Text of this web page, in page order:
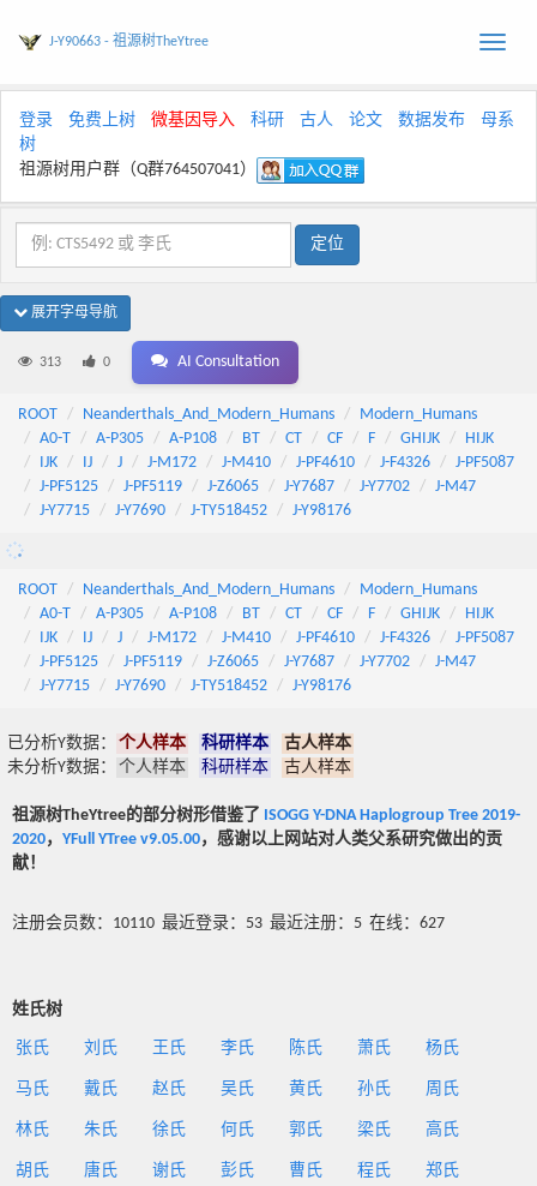
Toggle
J-Y90663 - 祖源树TheYtree
登录 免费上树 微基因导入 科研 古人 论文 数据发布
母系
树
祖源树用户群（Q群764507041）
展开字母导航
313 0 AI Consultation
ROOT Neanderthals_And_Modern_Humans
Modern_Humans
A0-T
A-P305 A-P108 BT CT CF F GHIJK
HIJK
IJK
IJ J J-M172 J-M410 J-PF4610 J-F4326
J-PF5087
J-PF5125
J-PF5119 J-Z6065 J-Y7687 J-Y7702
J-M47
J-Y7715
J-Y7690 J-TY518452 J-Y98176
ROOT Neanderthals_And_Modern_Humans
Modern_Humans
A0-T
A-P305 A-P108 BT CT CF F GHIJK
HIJK
IJK
IJ J J-M172 J-M410 J-PF4610 J-F4326
J-PF5087
J-PF5125
J-PF5119 J-Z6065 J-Y7687 J-Y7702
J-M47
J-Y7715
J-Y7690 J-TY518452 J-Y98176
已分析Y数据： 个人样本 科研样本
古人样本
未分析Y数据：
个人样本 科研样本 古人样本
祖源树TheYtree的部分树形借鉴了 ISOGG Y-DNA Haplogroup Tree 2019-
2020， YFull YTree v9.05.00，感谢以上网站对人类父系研究做出的贡
献！
注册会员数：10110 最近登录：53 最近注册：5 在线：627
姓氏树
张氏 刘氏 王氏 李氏 陈氏 萧氏 杨氏
马氏 戴氏 赵氏 吴氏 黄氏 孙氏 周氏
林氏 朱氏 徐氏 何氏 郭氏 梁氏 高氏
胡氏 唐氏 谢氏 彭氏 曹氏 程氏 郑氏